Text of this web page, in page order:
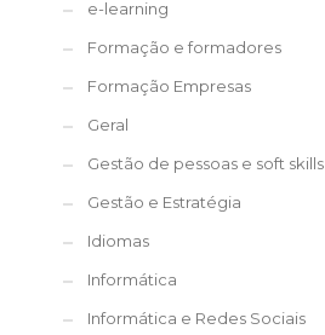
e-learning
Formação e formadores
Formação Empresas
Geral
Gestão de pessoas e soft skills
Gestão e Estratégia
Idiomas
Informática
Informática e Redes Sociais